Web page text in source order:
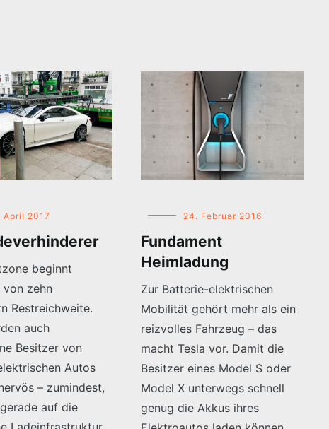
April 2017
beginnt
von zehn
Restreichweite.
auch
Besitzer von
Autos
– zumindest,
auf die
24. Februar 2016
Fundament
Heimladung
Zur Batterie-elektrischen
Mobilität gehört mehr als ein
reizvolles Fahrzeug – das
macht Tesla vor. Damit die
Besitzer eines Model S oder
Model X unterwegs schnell
genug die Akkus ihres